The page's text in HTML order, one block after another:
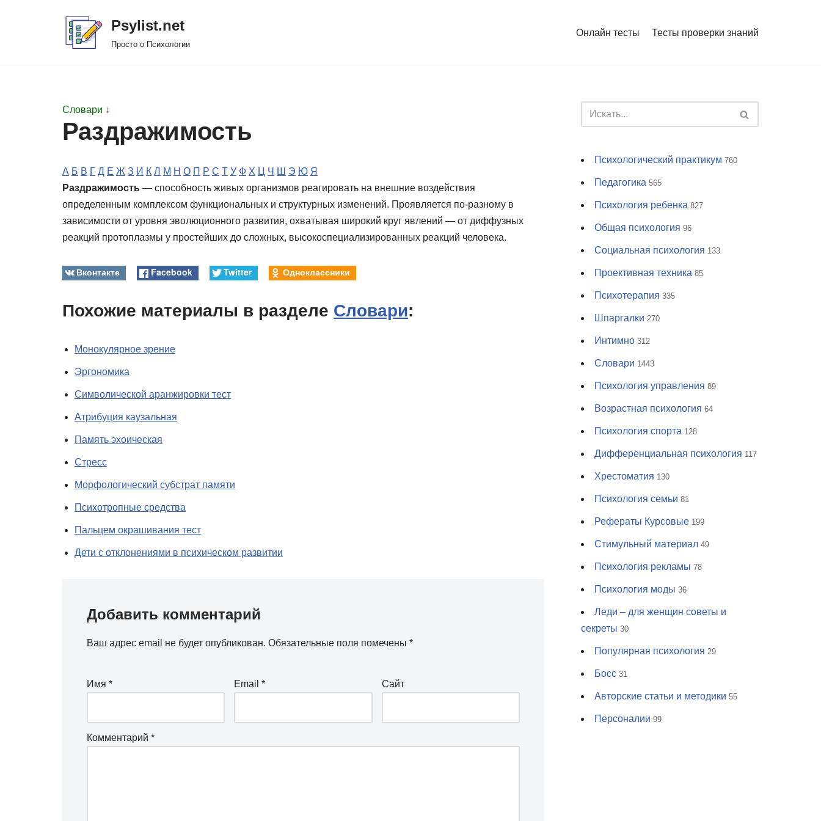
Psylist.net
Просто о Психологии
Онлайн тесты Тесты проверки знаний
Словари ↓
Раздражимость
А Б В Г Д Е Ж З И К Л М Н О П Р С Т У Ф Х Ц Ч Ш Э Ю Я
Раздражимость — способность живых организмов реагировать на внешние воздействия
определенным комплексом функциональных и структурных изменений. Проявляется по-разному в
зависимости от уровня эволюционного развития, охватывая широкий круг явлений — от диффузных
реакций протоплазмы у простейших до сложных, высокоспециализированных реакций человека.
Вконтакте Facebook Twitter Одноклассники
Похожие материалы в разделе Словари:
Монокулярное зрение
Эргономика
Символической аранжировки тест
Атрибуция каузальная
Память эхоическая
Стресс
Морфологический субстрат памяти
Психотропные средства
Пальцем окрашивания тест
Дети с отклонениями в психическом развитии
Добавить комментарий
Ваш адрес email не будет опубликован. Обязательные поля помечены *
Имя * Email* Сайт
Комментарий *
Психологический практикум 760
Педагогика 565
Психология ребенка 827
Общая психология 96
Социальная психология 133
Проективная техника 85
Психотерапия 335
Шпаргалки 270
Интимно 312
Словари 1443
Психология управления 89
Возрастная психология 64
Психология спорта 128
Дифференциальная психология 117
Хрестоматия 130
Психология семьи 81
Рефераты Курсовые 199
Стимульный материал 49
Психология рекламы 78
Психология моды 36
Леди – для женщин советы и
секреты 30
Популярная психология 29
Босс 31
Авторские статьи и методики 55
Персоналии 99